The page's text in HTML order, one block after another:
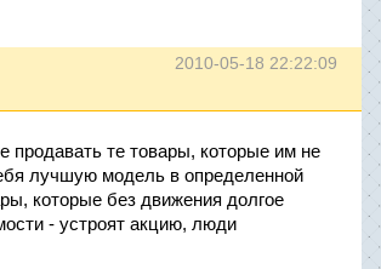
2010-05-18 22:22:09
продавать те товары, которые им не
лучшую модель в определенной
которые без движения долгое
- устроят акцию, люди